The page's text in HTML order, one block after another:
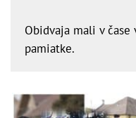
Obidvaja mali v čase
pamiatke.